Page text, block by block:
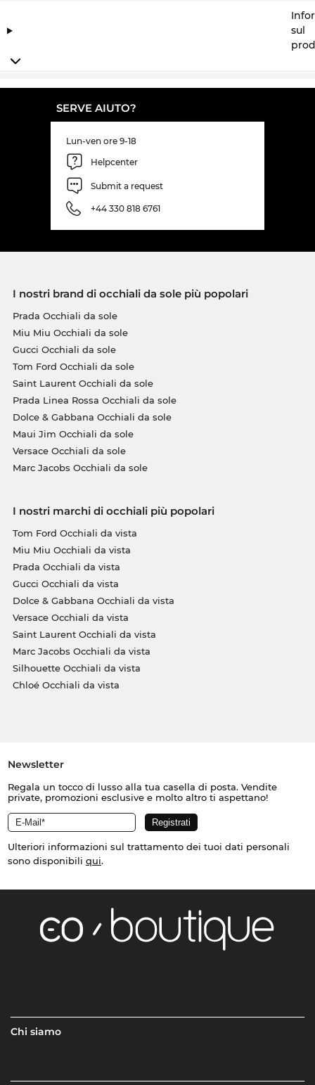
sul
SERVE AIUTO?
Lun-ven ore 9-18
Helpcenter
Submit a request
+44 330 818 6761
I nostri brand di occhiali da sole più popolari
Prada Occhiali da sole
Miu Miu Occhiali da sole
Gucci Occhiali da sole
Tom Ford Occhiali da sole
Saint Laurent Occhiali da sole
Prada Linea Rossa Occhiali da sole
Dolce & Gabbana Occhiali da sole
Maui Jim Occhiali da sole
Versace Occhiali da sole
Marc Jacobs Occhiali da sole
I nostri marchi di occhiali più popolari
Tom Ford Occhiali da vista
Miu Miu Occhiali da vista
Prada Occhiali da vista
Gucci Occhiali da vista
Dolce & Gabbana Occhiali da vista
Versace Occhiali da vista
Saint Laurent Occhiali da vista
Marc Jacobs Occhiali da vista
Silhouette Occhiali da vista
Chloé Occhiali da vista
Newsletter
Regala un tocco di lusso alla tua casella di posta. Vendite
private, promozioni esclusive e molto altro ti aspettano!
Ulteriori informazioni sul trattamento dei tuoi dati personali
sono disponibili qui.
Chi siamo